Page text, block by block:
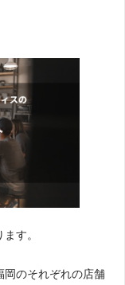
す。
岡のそれぞれの店舗